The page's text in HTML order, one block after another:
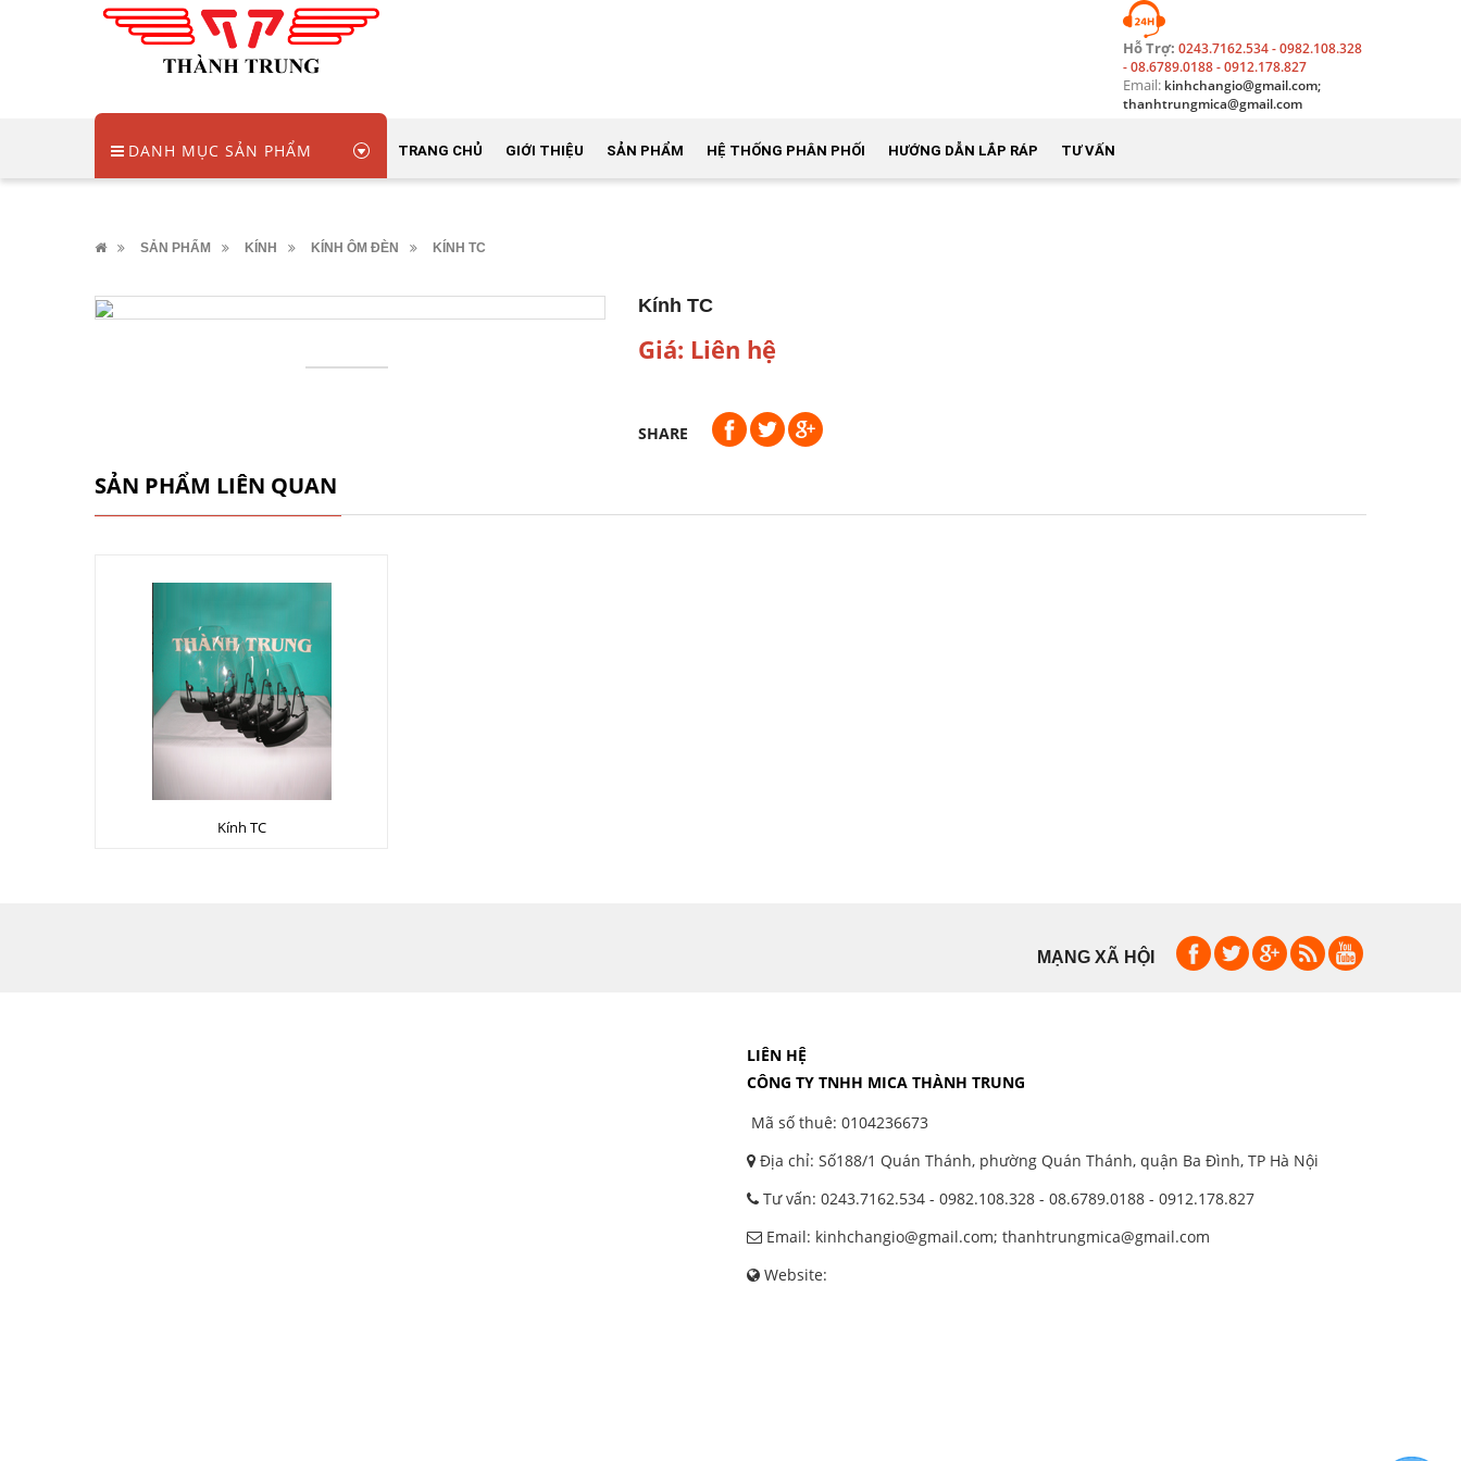
Hỗ Trợ: 0243.7162.534 - 0982.108.328
- 08.6789.0188 - 0912.178.827
Email: kinhchangio@gmail.com;
thanhtrungmica@gmail.com
DANH MỤC SẢN PHẨM TRANG CHỦ GIỚI THIỆU SẢN PHẨM HỆ THỐNG PHÂN PHỐI HƯỚNG DẪN LẮP RÁP TƯ VẤN
SẢN PHẨM KÍNH KÍNH ÔM ĐÈN KÍNH TC
Kính TC
Giá: Liên hệ
SHARE
SẢN PHẨM LIÊN QUAN
Kính TC
MẠNG XÃ HỘI
LIÊN HỆ
CÔNG TY TNHH MICA THÀNH TRUNG
Mã số thuê: 0104236673
Địa chỉ: Số188/1 Quán Thánh, phường Quán Thánh, quận Ba Đình, TP Hà Nội
Tư vấn: 0243.7162.534 - 0982.108.328 - 08.6789.0188 - 0912.178.827
Email: kinhchangio@gmail.com; thanhtrungmica@gmail.com
Website: